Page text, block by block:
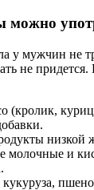
можно
у мужчин не
не
(кролик,
низкой
молочные и